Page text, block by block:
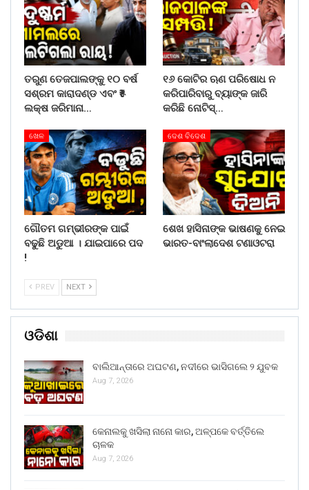
ତରୁଣ ତେଜପାଲଙ୍କୁ ୧୦ ବର୍ଷ
ସଶ୍ରମ କାରାଦଣ୍ଡ ଏବଂ ₹୫
ଲକ୍ଷ ଜରିମାନା…
୧୬ କୋଟିର ଋଣ ପରିଷୋଧ ନ
କରିପାରିବାରୁ ବ୍ୟାଙ୍କ ଜାରି
କରିଛି ନୋଟିସ୍…
ଖେଳ
ଗୌତମ ଗମ୍ଭୀରଙ୍କ ପାଇଁ
ବଢୁଛି ଅଡୁଆ । ଯାଇପାରେ ପଦ
!
ଦେଶ ବିଦେଶ
ଶେଖ ହାସିନାଙ୍କ ଭାଷଣକୁ ନେଇ
ଭାରତ-ବାଂଲାଦେଶ ଟଣାଓଟରା
PREV NEXT
ଓଡିଶା
ବାଲିଆନ୍ତାରେ ଅଘଟଣ, ନଦୀରେ ଭାସିଗଲେ ୨ ଯୁବକ
Aug 7, 2026
କେନାଲକୁ ଖସିଲା ନାନୋ କାର, ଅଳ୍ପକେ ବର୍ତ୍ତିଲେ
ଚାଳକ
Aug 7, 2026